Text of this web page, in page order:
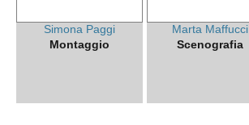
Simona Paggi
Montaggio
Marta Maffucci
Scenografia